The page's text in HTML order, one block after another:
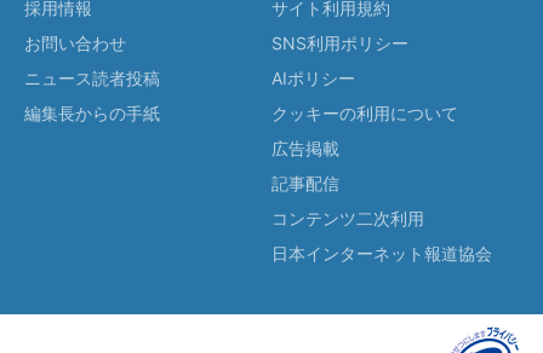
採用情報
お問い合わせ
ニュース読者投稿
編集長からの手紙
サイト利用規約
SNS利用ポリシー
AIポリシー
クッキーの利用について
広告掲載
記事配信
コンテンツ二次利用
日本インターネット報道協会